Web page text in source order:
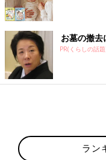
ったよりうまくできな
敗した！」という感情
ロック遊びが思うよう
伝って「一緒にやった
で泣いたときは「ママ
と伝えると、失敗の原
でブランコなどの順番
ら、先に滑り台で遊ぼ
お墓の撤
PR(くらしの話
ラン